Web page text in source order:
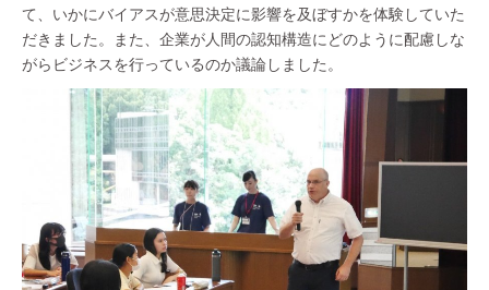
て、いかにバイアスが意思決定に影響を及ぼすかを体験していた
だきました。また、企業が人間の認知構造にどのように配慮しな
がらビジネスを行っているのか議論しました。